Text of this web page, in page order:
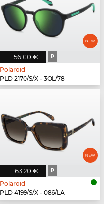
56,00 € P
Polaroid
PLD 2170/S/X - 3OL/78
63,20 € P
Polaroid
PLD 4199/S/X - 086/LA